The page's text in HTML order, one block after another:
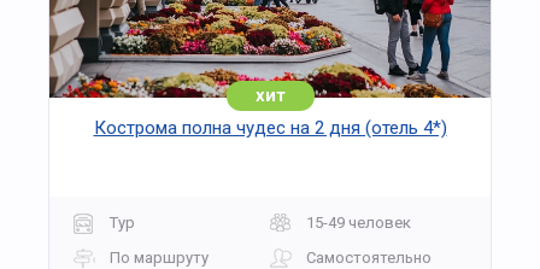
хит
Кострома полна чудес на 2 дня (отель 4*)
Тур
15-49 человек
По маршруту
Самостоятельно